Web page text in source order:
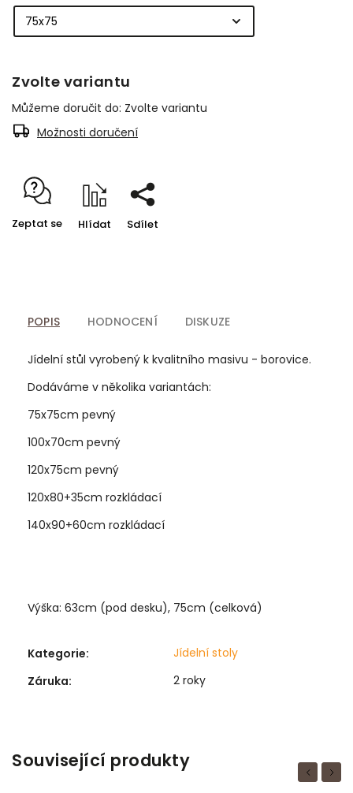
Zvolte variantu
Můžeme doručit do: Zvolte variantu
Možnosti doručení
Zeptat se Hlídat Sdílet
POPIS HODNOCENÍ DISKUZE
Jídelní stůl vyrobený k kvalitního masivu - borovice.
Dodáváme v několika variantách:
75x75cm pevný
100x70cm pevný
120x75cm pevný
120x80+35cm rozkládací
140x90+60cm rozkládací
Výška: 63cm (pod desku), 75cm (celková)
Kategorie:
Jídelní stoly
Záruka: 2 roky
Související produkty Previous
Next